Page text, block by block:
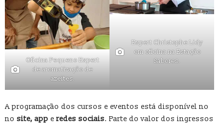
Oficina Pequeno Expert
de aromatização de
azeites.
Expert Christophe Lidy
em oficina na Estação
Sabores.
A programação dos cursos e eventos está disponível no
no site, app e redes sociais. Parte do valor dos ingressos